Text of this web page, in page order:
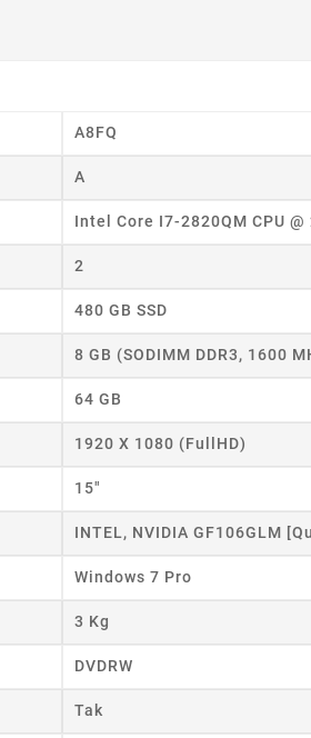
A8FQ
A
Intel Core I7-2820QM CPU @
2
480 GB SSD
8 GB (SODIMM DDR3, 1600
64 GB
1920 X 1080 (FullHD)
15"
INTEL, NVIDIA GF106GLM
Windows 7 Pro
3 Kg
DVDRW
Tak